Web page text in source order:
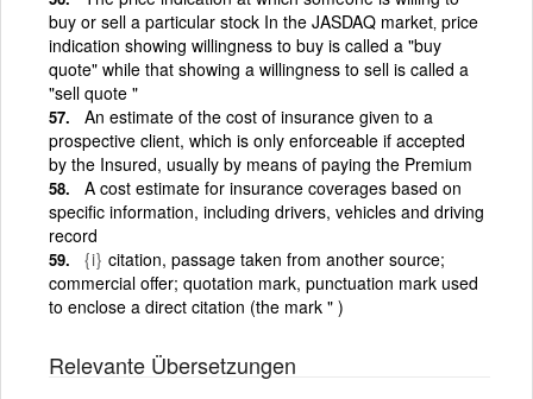
buy or sell a particular stock In the JASDAQ market‚ price
indication showing willingness to buy is called a "buy
quote" while that showing a willingness to sell is called a
"sell quote "
An estimate of the cost of insurance given to a
prospective client, which is only enforceable if accepted
by the Insured, usually by means of paying the Premium
A cost estimate for insurance coverages based on
specific information, including drivers, vehicles and driving
record
{i} citation, passage taken from another source;
commercial offer; quotation mark, punctuation mark used
to enclose a direct citation (the mark " )
Relevante Übersetzungen